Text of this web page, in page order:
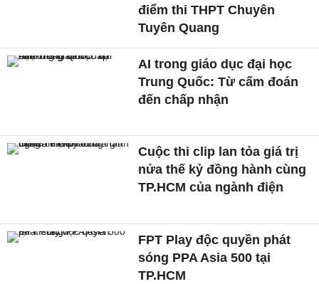
điểm thi THPT Chuyên
Tuyên Quang
AI trong giáo dục đại học
Trung Quốc: Từ cấm đoán
đến chấp nhận
Cuộc thi clip lan tỏa giá trị
nửa thế kỷ đồng hành cùng
TP.HCM của ngành điện
FPT Play độc quyền phát
sóng PPA Asia 500 tại
TP.HCM